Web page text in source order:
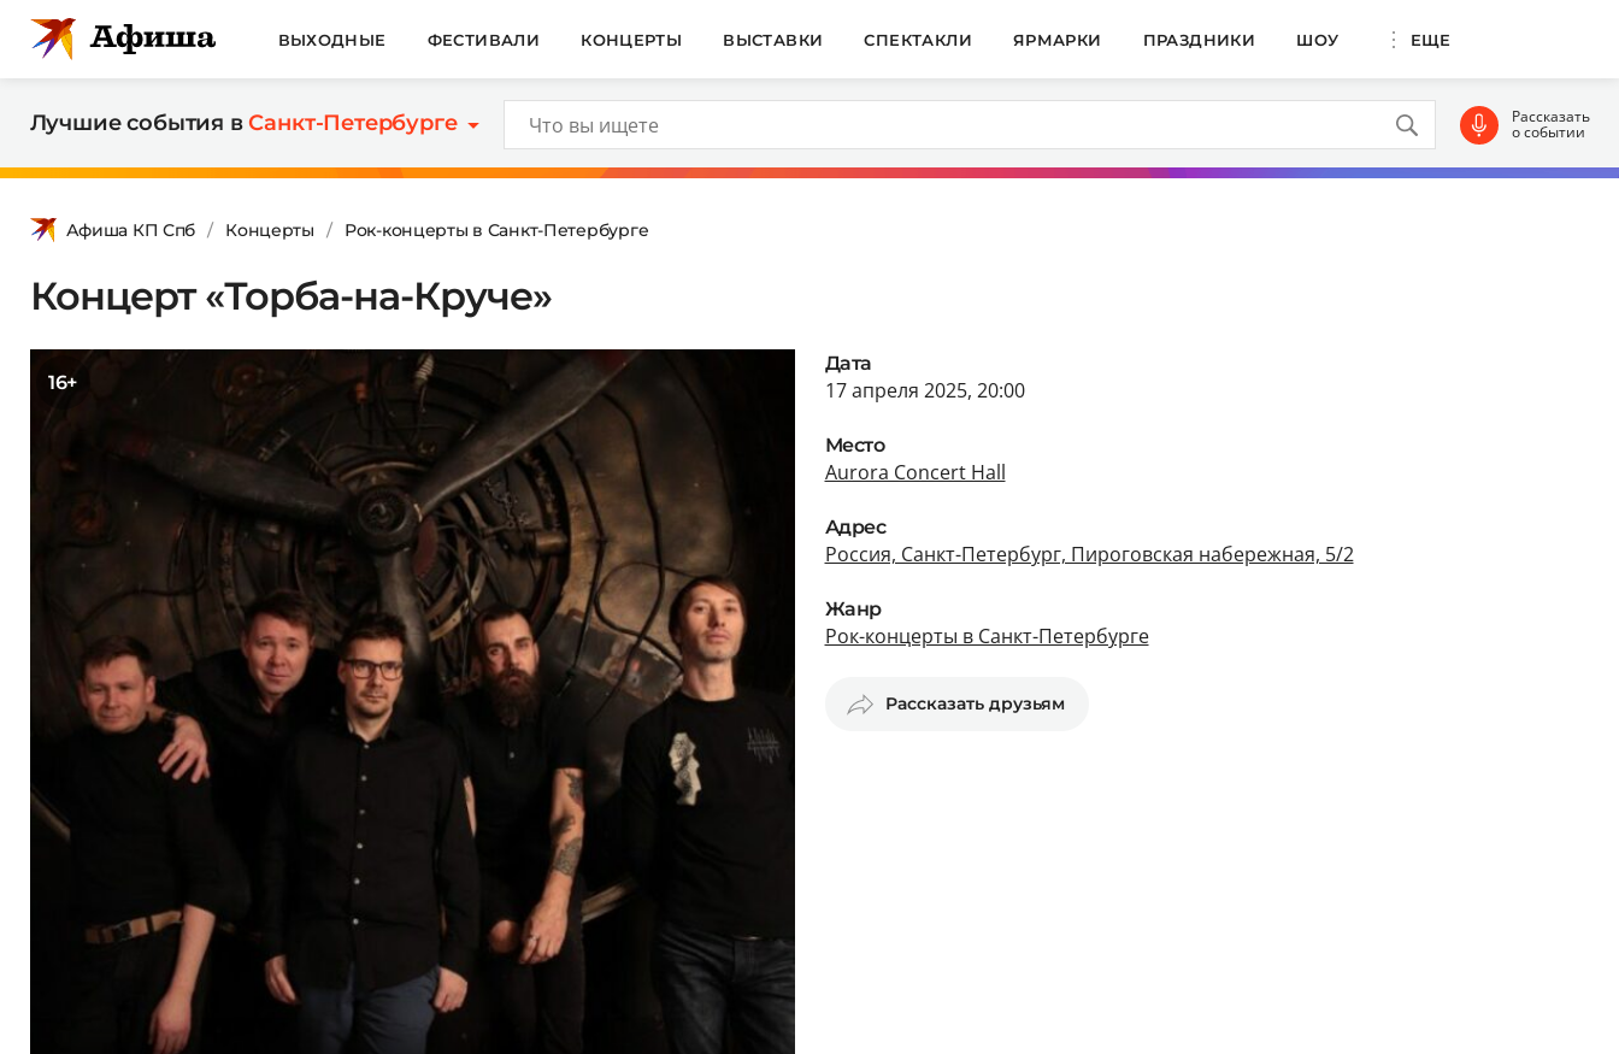
ВЫХОДНЫЕ ФЕСТИВАЛИ КОНЦЕРТЫ ВЫСТАВКИ СПЕКТАКЛИ ЯРМАРКИ ПРАЗДНИКИ ШОУ ЕЩЕ
Лучшие события вСанкт-Петербурге Рассказать
о событии
Афиша КП Спб Концерты Рок-концерты в Санкт-Петербурге
Концерт «Торба-на-Круче»
16+
Дата
17 апреля 2025, 20:00
Место
Aurora Concert Hall
Адрес
Россия, Санкт-Петербург, Пироговская набережная, 5/2
Жанр
Рок-концерты в Санкт-Петербурге
Рассказать друзьям